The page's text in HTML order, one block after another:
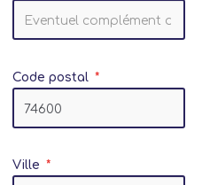
Code postal
Ville